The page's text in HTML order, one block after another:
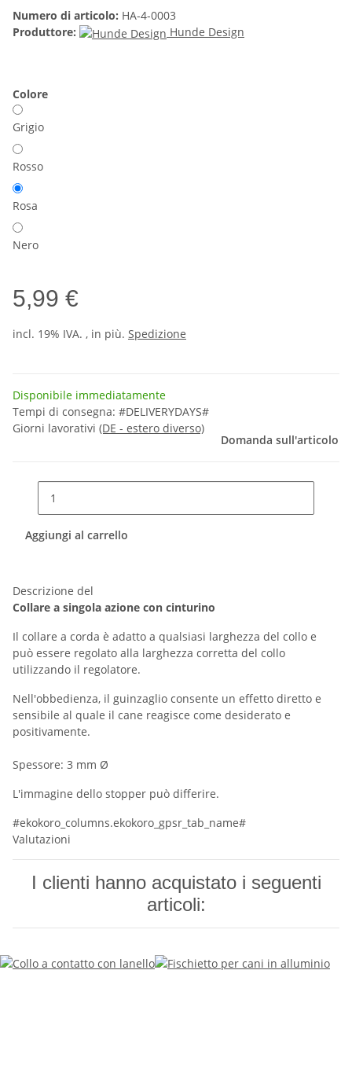
Numero di articolo: HA-4-0003
Produttore:
Hunde Design
Colore
Grigio
Rosso
Rosa
Nero
5,99 €
incl. 19% IVA. , in più. Spedizione
Disponibile immediatamente
Tempi di consegna: #DELIVERYDAYS#
Giorni lavorativi (DE - estero diverso)
Domanda sull'articolo
Aggiungi al carrello
Descrizione del
Collare a singola azione con cinturino
Il collare a corda è adatto a qualsiasi larghezza del collo e
può essere regolato alla larghezza corretta del collo
utilizzando il regolatore.
Nell'obbedienza, il guinzaglio consente un effetto diretto e
sensibile al quale il cane reagisce come desiderato e
positivamente.
Spessore: 3 mm Ø
L'immagine dello stopper può differire.
#ekokoro_columns.ekokoro_gpsr_tab_name#
Valutazioni
I clienti hanno acquistato i seguenti
articoli: